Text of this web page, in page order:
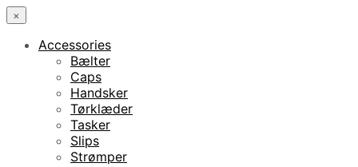
×
Accessories
Bælter
Caps
Handsker
Tørklæder
Tasker
Slips
Strømper